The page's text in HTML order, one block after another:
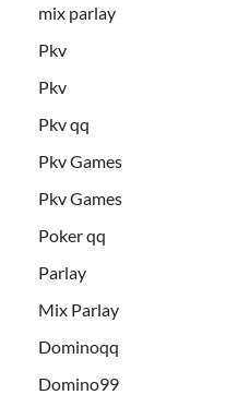
mix parlay
Pkv
Pkv
Pkv qq
Pkv Games
Pkv Games
Poker qq
Parlay
Mix Parlay
Dominoqq
Domino99